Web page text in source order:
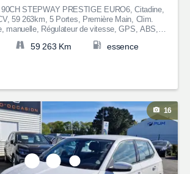
STEPWAY PRESTIGE EURO6, Citadine,
59 263km, 5 Portes, Première Main, Clim.
manuelle, Régulateur de vitesse, GPS, ABS,
Anti-patinage, Fermeture centralisée,
Bleu, Garantie 6 mois, 9 990€
59 263 Km essence
16